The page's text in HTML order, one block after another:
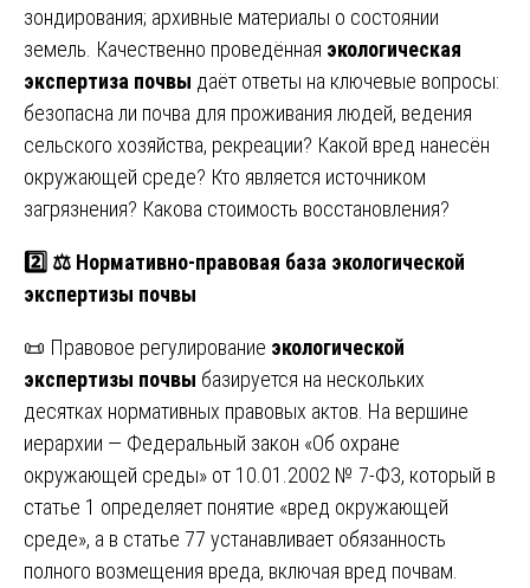
зондирования; архивные материалы о состоянии
земель. Качественно проведённая экологическая
экспертиза почвы даёт ответы на ключевые вопросы:
безопасна ли почва для проживания людей, ведения
сельского хозяйства, рекреации? Какой вред нанесён
окружающей среде? Кто является источником
загрязнения? Какова стоимость восстановления?
2️⃣ ⚖️ Нормативно-правовая база экологической
экспертизы почвы
📜 Правовое регулирование экологической
экспертизы почвы базируется на нескольких
десятках нормативных правовых актов. На вершине
иерархии — Федеральный закон «Об охране
окружающей среды» от 10.01.2002 № 7-ФЗ, который в
статье 1 определяет понятие «вред окружающей
среде», а в статье 77 устанавливает обязанность
полного возмещения вреда, включая вред почвам.